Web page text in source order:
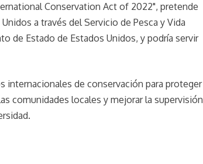
Conservation Act of 2022", pretende
a través del Servicio de Pesca y Vida
de Estado de Estados Unidos, y podría servir
internacionales de conservación para proteger
comunidades locales y mejorar la supervisión